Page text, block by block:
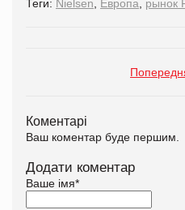
Теги: Nielsen Европа рынок
Коментарі
Ваш коментар буде першим.
Додати коментар
Ваше імя*